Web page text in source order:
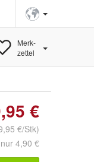
Merk-
zettel
€
€/Stk)
4,90 €